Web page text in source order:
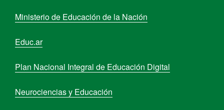
Ministerio de Educación de la Nación
Educ.ar
Plan Nacional Integral de Educación Digital
Neurociencias y Educación